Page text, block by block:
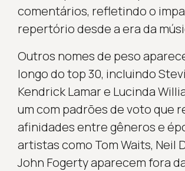
comentários, refletindo o
repertório desde a era da
Outros nomes de peso
longo do top 30, incluindo
Kendrick Lamar e Lucinda
um com padrões de voto que
afinidades entre gêneros e
artistas como Tom Waits, Neil
John Fogerty aparecem fora